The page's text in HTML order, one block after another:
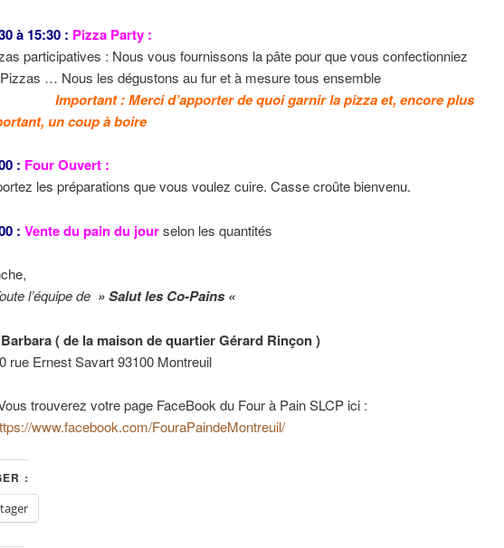
à 15:30 : Pizza Party :
participatives : Nous vous fournissons la pâte pour que vous confectionniez
… Nous les dégustons au fur et à mesure tous ensemble
Important : Merci d’apporter de quoi garnir la pizza et, encore plus
un coup à boire
: Four Ouvert :
les préparations que vous voulez cuire. Casse croûte bienvenu.
: Vente du pain du jourselon les quantités
l’équipe de » Salut les Co-Pains «
( de la maison de quartier Gérard Rinçon )
Ernest Savart 93100 Montreuil
trouverez votre page FaceBook du Four à Pain SLCP ici :
www.facebook.com/FouraPaindeMontreuil/
: